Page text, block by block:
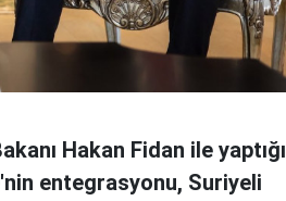
Hakan Fidan ile yaptığı
entegrasyonu, Suriyeli